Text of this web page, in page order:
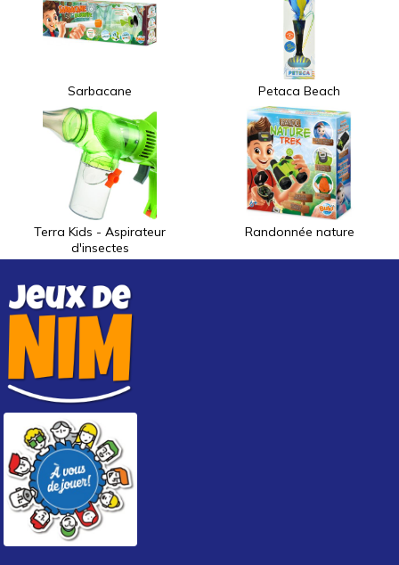
Sarbacane Petaca Beach
Terra Kids - Aspirateur
d'insectes
Randonnée nature